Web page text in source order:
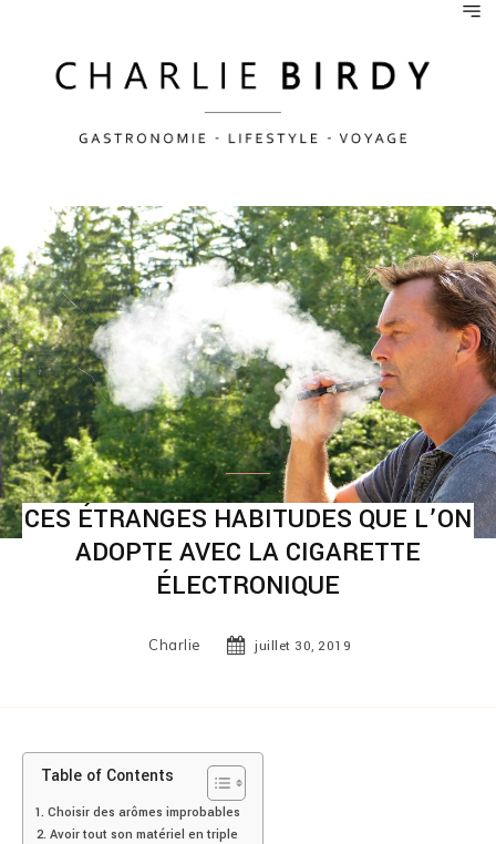
CES ÉTRANGES HABITUDES QUE L’ON
ADOPTE AVEC LA CIGARETTE
ÉLECTRONIQUE
Charlie juillet 30, 2019
Table of Contents
Choisir des arômes improbables
Avoir tout son matériel en triple